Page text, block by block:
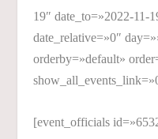
19″ date_to=»2022-11-
date_relative=»0″
orderby=»default»
[event_officials